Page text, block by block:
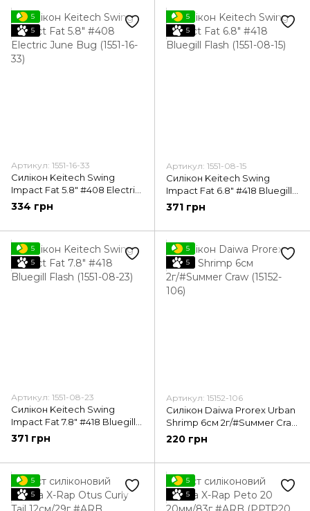
5
5
Артикул: 1551-16-33
Силікон Keitech Swing
Impact Fat 5.8" #408 Electric
June Bug (1551-16-33)
334 грн
5
5
Артикул: 1551-08-15
Силікон Keitech Swing
Impact Fat 6.8" #418 Bluegill
Flash (1551-08-15)
371 грн
5
5
Артикул: 1551-08-23
Силікон Keitech Swing
Impact Fat 7.8" #418 Bluegill
Flash (1551-08-23)
371 грн
5
5
Артикул: 15152-106
Силікон Daiwa Prorex Urban
Shrimp 6см 2г/#Suммer Craw
(15152-106)
220 грн
5
5
5
5